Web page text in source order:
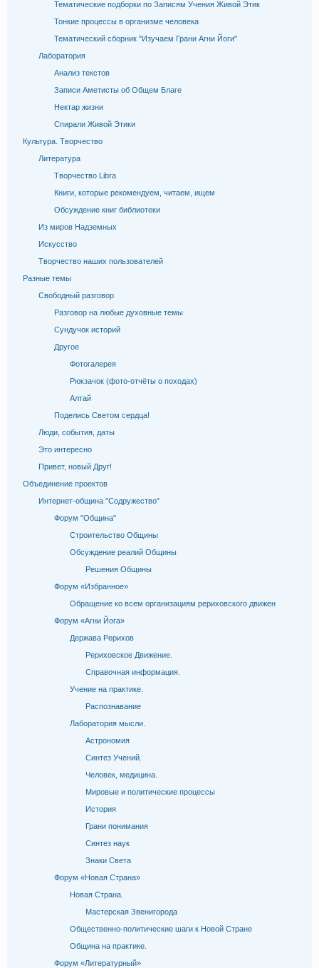
Тематические подборки по Записям Учения Живой Этик
Тонкие процессы в организме человека
Тематический сборник "Изучаем Грани Агни Йоги"
Лаборатория
Анализ текстов
Записи Аметисты об Общем Благе
Нектар жизни
Спирали Живой Этики
Культура. Творчество
Литература
Творчество Libra
Книги, которые рекомендуем, читаем, ищем
Обсуждение книг библиотеки
Из миров Надземных
Искусство
Творчество наших пользователей
Разные темы
Свободный разговор
Разговор на любые духовные темы
Сундучок историй
Другое
Фотогалерея
Рюкзачок (фото-отчёты о походах)
Алтай
Поделись Светом сердца!
Люди, события, даты
Это интересно
Привет, новый Друг!
Объединение проектов
Интернет-община "Содружество"
Форум "Община"
Строительство Общины
Обсуждение реалий Общины
Решения Общины
Форум «Избранное»
Обращение ко всем организациям рериховского движен
Форум «Агни Йога»
Держава Рерихов
Рериховское Движение.
Справочная информация.
Учение на практике.
Распознавание
Лаборатория мысли.
Астрономия
Синтез Учений.
Человек, медицина.
Мировые и политические процессы
История
Грани понимания
Синтез наук
Знаки Света
Форум «Новая Страна»
Новая Страна.
Мастерская Звенигорода
Общественно-политические шаги к Новой Стране
Община на практике.
Форум «Литературный»